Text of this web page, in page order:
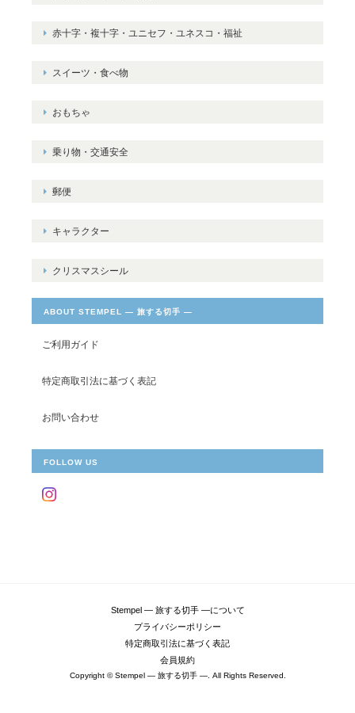
赤十字・複十字・ユニセフ・ユネスコ・福祉
スイーツ・食べ物
おもちゃ
乗り物・交通安全
郵便
キャラクター
クリスマスシール
ABOUT STEMPEL ― 旅する切手 ―
ご利用ガイド
特定商取引法に基づく表記
お問い合わせ
FOLLOW US
Stempel ― 旅する切手 ―について
プライバシーポリシー
特定商取引法に基づく表記
会員規約
Copyright © Stempel ― 旅する切手 ―. All Rights Reserved.